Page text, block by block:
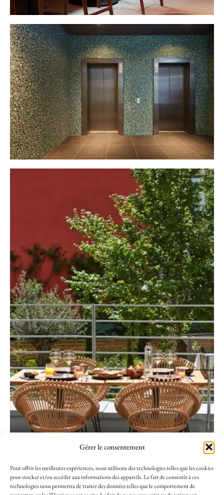
Gérer le consentement
Pour offrir les meilleures expériences, nous utilisons des technologies telles que les cookies
pour stocker et/ou accéder aux informations des appareils. Le fait de consentir à ces
technologies nous permettra de traiter des données telles que le comportement de